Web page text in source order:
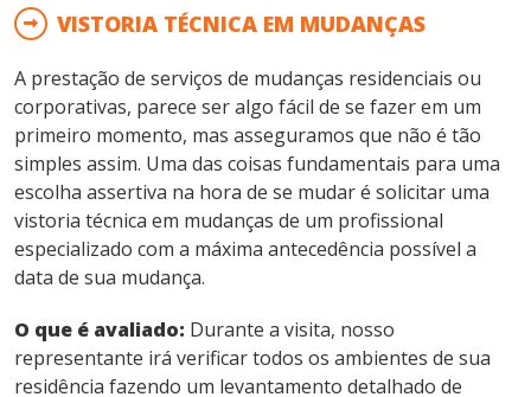
VISTORIA TÉCNICA EM MUDANÇAS
A prestação de serviços de mudanças residenciais ou
corporativas, parece ser algo fácil de se fazer em um
primeiro momento, mas asseguramos que não é tão
simples assim. Uma das coisas fundamentais para uma
escolha assertiva na hora de se mudar é solicitar uma
vistoria técnica em mudanças de um profissional
especializado com a máxima antecedência possível a
data de sua mudança.
O que é avaliado: Durante a visita, nosso
representante irá verificar todos os ambientes de sua
residência fazendo um levantamento detalhado de